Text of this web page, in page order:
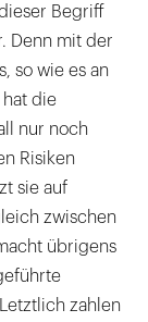
Begriff
Denn mit der
so wie es an
die
nur noch
Risiken
sie auf
zwischen
übrigens
zahlen